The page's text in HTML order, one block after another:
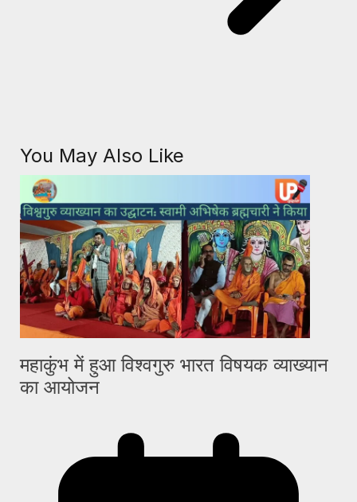
You May Also Like
महाकुंभ में हुआ विश्वगुरु भारत विषयक व्याख्यान
का आयोजन